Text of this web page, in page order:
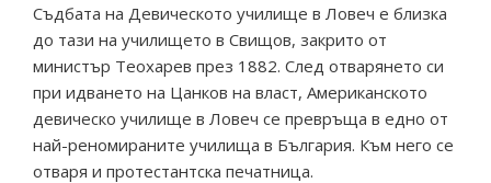
Съдбата на Девическото училище в Ловеч е близка
до тази на училището в Свищов, закрито от
министър Теохарев през 1882. След отварянето си
при идването на Цанков на власт, Американското
девическо училище в Ловеч се превръща в едно от
най-реномираните училища в България. Към него се
отваря и протестантска печатница.